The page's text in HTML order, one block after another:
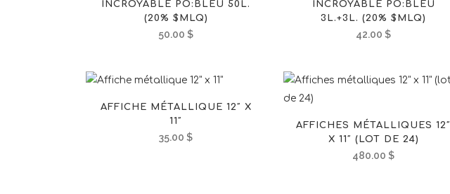
INCROYABLE PO:BLEU 50L.
(20% $MLQ)
50.00$
INCROYABLE PO:BLEU
3L.+3L. (20% $MLQ)
42.00$
AFFICHE MÉTALLIQUE 12″ X
11″
35.00$
AFFICHES MÉTALLIQUES 12″
X 11″ (LOT DE 24)
480.00$